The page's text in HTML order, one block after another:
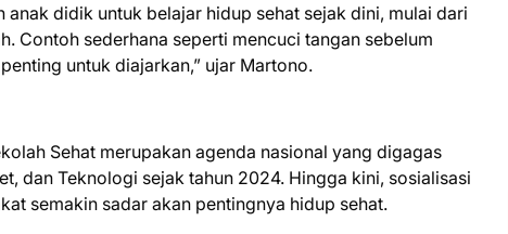
anak didik untuk belajar hidup sehat sejak dini, mulai dari
Contoh sederhana seperti mencuci tangan sebelum
untuk diajarkan,” ujar Martono.
Sehat merupakan agenda nasional yang digagas
dan Teknologi sejak tahun 2024. Hingga kini, sosialisasi
semakin sadar akan pentingnya hidup sehat.